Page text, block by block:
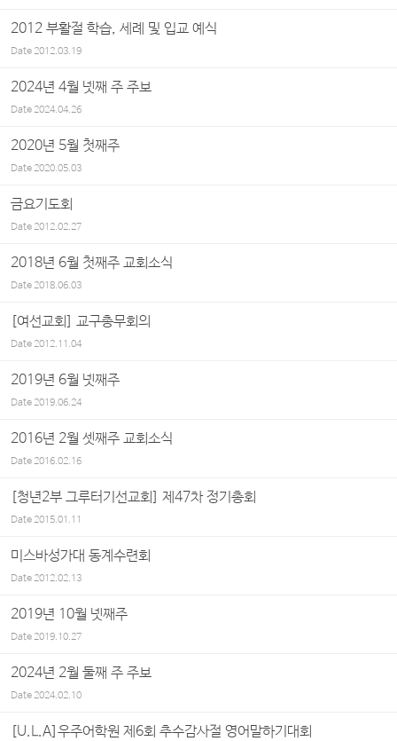
2012 부활절 학습, 세례 및 입교 예식
Date2012.03.19
2024년 4월 넷째 주 주보
Date2024.04.26
2020년 5월 첫째주
Date2020.05.03
금요기도회
Date2012.02.27
2018년 6월 첫째주 교회소식
Date2018.06.03
[여선교회] 교구총무회의
Date2012.11.04
2019년 6월 넷째주
Date2019.06.24
2016년 2월 셋째주 교회소식
Date2016.02.16
[청년2부 그루터기선교회] 제47차 정기총회
Date2015.01.11
미스바성가대 동계수련회
Date2012.02.13
2019년 10월 넷째주
Date2019.10.27
2024년 2월 둘째 주 주보
Date2024.02.10
[U.L.A]우주어학원 제6회 추수감사절 영어말하기대회